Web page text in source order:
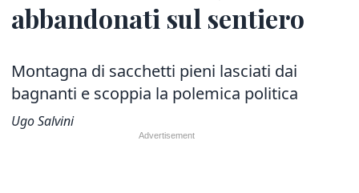
abbandonati sul sentiero
Montagna di sacchetti pieni lasciati dai
bagnanti e scoppia la polemica politica
Ugo Salvini